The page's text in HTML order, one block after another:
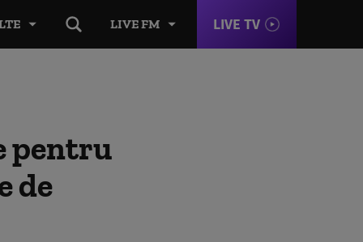
LIVE FM LIVE TV
pentru
de